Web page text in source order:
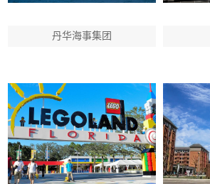
丹华海事集团